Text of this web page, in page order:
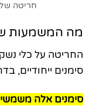
חריטה
מה המשמעות
החריטה על כלי
סימנים ייחודיים,
סימנים אלה